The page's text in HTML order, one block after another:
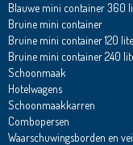
Blauwe mini container 360
Bruine mini container
Bruine mini container 120
Bruine mini container 240
Schoonmaak
Hotelwagens
Schoonmaakkarren
Combopersen
Waarschuwingsborden en